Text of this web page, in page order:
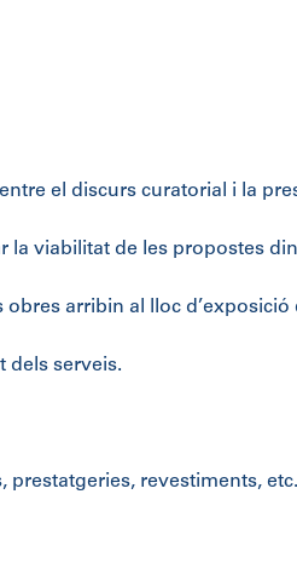
el discurs curatorial i la
viabilitat de les propostes
arribin al lloc
dels serveis.
revestiments,